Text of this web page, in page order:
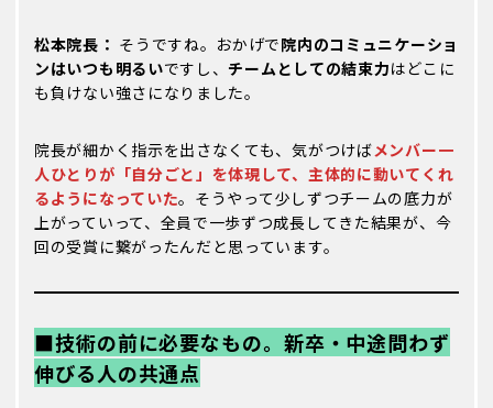
松本院長： そうですね。おかげで院内のコミュニケーショ
ンはいつも明るいですし、 チームとしての結束力はどこに
も負けない強さになりました。
院長が細かく指示を出さなくても、気がつけばメンバー一
人ひとりが「自分ごと」を体現して、主体的に動いてくれ
るようになっていた。そうやって少しずつチームの底力が
上がっていって、全員で一歩ずつ成長してきた結果が、今
回の受賞に繋がったんだと思っています。
■技術の前に必要なもの。新卒・中途問わず
伸びる人の共通点